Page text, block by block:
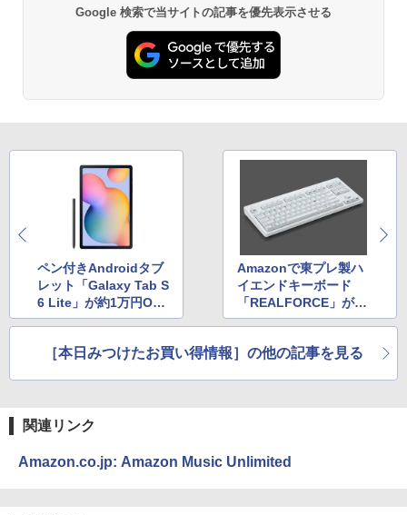
Google 検索で当サイトの記事を優先表示させる
ペン付きAndroidタブ
レット「Galaxy Tab S
6 Lite」が約1万円OF
F！【新生活SALE FIN
Amazonで東プレ製ハ
イエンドキーボード
「REALFORCE」が安
い！【新生活SALE FI
［本日みつけたお買い得情報］の他の記事を見る
関連リンク
Amazon.co.jp: Amazon Music Unlimited